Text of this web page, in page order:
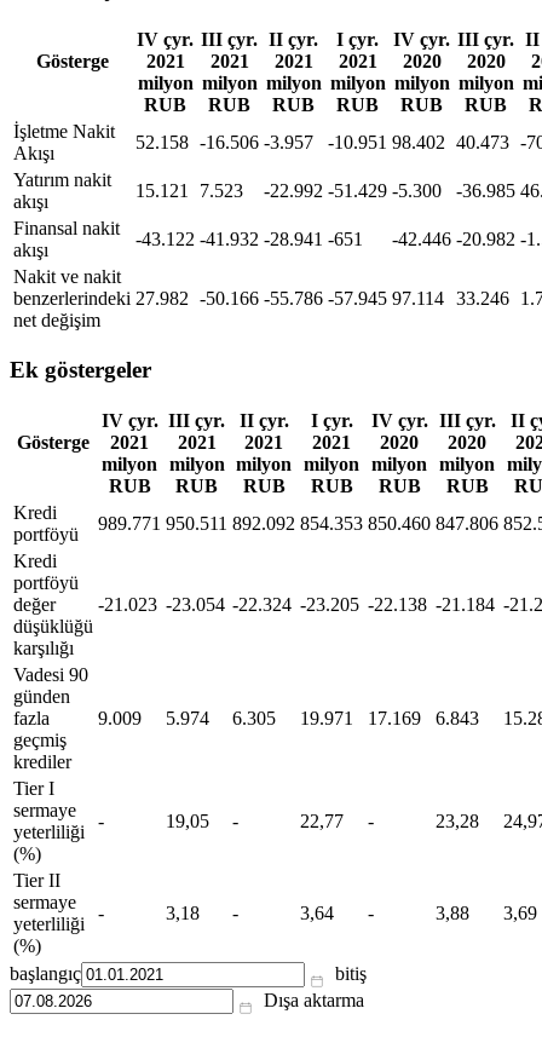
Gösterge
IV çyr.
2021
milyon
RUB
III çyr.
2021
milyon
RUB
II çyr.
2021
milyon
RUB
I çyr.
2021
milyon
RUB
IV çyr.
2020
milyon
RUB
III çyr.
2020
milyon
RUB
II
İşletme Nakit
Akışı
52.158 -16.506 -3.957 -10.951 98.402 40.473 -
Yatırım nakit
akışı
15.121 7.523 -22.992 -51.429 -5.300 -36.985
Finansal nakit
akışı
-43.122 -41.932 -28.941 -651 -42.446 -20.982 -
Nakit ve nakit
benzerlerindeki
net değişim
27.982 -50.166 -55.786 -57.945 97.114 33.246
Ek göstergeler
Gösterge
IV çyr.
2021
milyon
RUB
III çyr.
2021
milyon
RUB
II çyr.
2021
milyon
RUB
I çyr.
2021
milyon
RUB
IV çyr.
2020
milyon
RUB
III çyr.
2020
milyon
RUB
II
Kredi
portföyü
989.771 950.511 892.092 854.353 850.460 847.806
Kredi
portföyü
değer
düşüklüğü
karşılığı
-21.023 -23.054 -22.324 -23.205 -22.138 -21.184 -
Vadesi 90
günden
fazla
geçmiş
krediler
9.009 5.974 6.305 19.971 17.169 6.843
Tier I
sermaye
yeterliliği
(%)
- 19,05 - 22,77 - 23,28
Tier II
sermaye
yeterliliği
(%)
- 3,18 - 3,64 - 3,88 3,69
başlangıç
bitiş
Dışa aktarma